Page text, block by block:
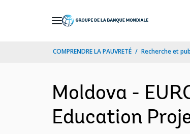
COMPRENDRE LA PAUVRETÉ Recherche et
Moldova -
Education